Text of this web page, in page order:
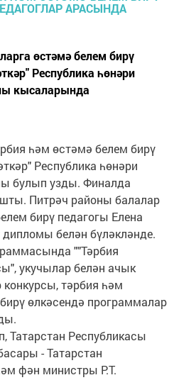
өстәмә белем бирү
Республика һөнәри
кысаларында
һәм өстәмә белем бирү
Республика һөнәри
булып узды. Финалда
Питрәч районы балалар
бирү педагогы Елена
белән бүләкләнде.
""Тәрбия
укучылар белән ачык
тәрбия һәм
өлкәсендә программалар
Татарстан Республикасы
- Татарстан
фән министры Р.Т.